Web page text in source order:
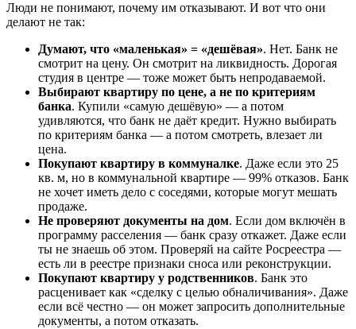
Люди не понимают, почему им отказывают. И вот что они
делают не так:
Думают, что «маленькая» = «дешёвая». Нет. Банк не
смотрит на цену. Он смотрит на ликвидность. Дорогая
студия в центре — тоже может быть непродаваемой.
Выбирают квартиру по цене, а не по критериям
банка. Купили «самую дешёвую» — а потом
удивляются, что банк не даёт кредит. Нужно выбирать
по критериям банка — а потом смотреть, влезает ли
цена.
Покупают квартиру в коммуналке. Даже если это 25
кв. м, но в коммунальной квартире — 99% отказов. Банк
не хочет иметь дело с соседями, которые могут мешать
продаже.
Не проверяют документы на дом. Если дом включён в
программу расселения — банк сразу откажет. Даже если
ты не знаешь об этом. Проверяй на сайте Росреестра —
есть ли в реестре признаки сноса или реконструкции.
Покупают квартиру у родственников. Банк это
расценивает как «сделку с целью обналичивания». Даже
если всё честно — он может запросить дополнительные
документы, а потом отказать.